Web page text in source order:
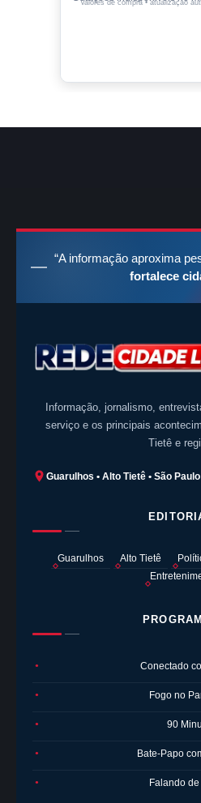
Valores de compra • atualização
“A informação aproxima
fortalece
Informação, jornalismo,
serviço e os principais
Tietê e
Guarulhos • Alto Tietê • São Paulo
Guarulhos Alto Tietê
● Conectado
● Fogo no
● 90
● Bate-Papo
● Falando